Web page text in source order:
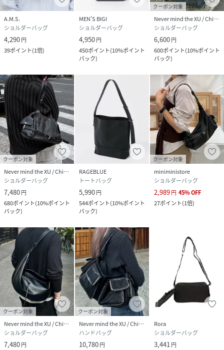
A.M.S.
ショルダーバッグ
4,290円
39ポイント(1倍)
MEN'S BIGI
ショルダーバッグ
4,950円
450ポイント(10%ポイント
バック)
クーポン対象
Never mind the XU / Chikashitsu+
ショルダーバッグ
6,600円
600ポイント(10%ポイント
バック)
クーポン対象
Never mind the XU / Chikashitsu+
ショルダーバッグ
7,480円
680ポイント(10%ポイント
バック)
RAGEBLUE
トートバッグ
5,990円
544ポイント(10%ポイント
バック)
クーポン対象
miniministore
ショルダーバッグ
2,989円 45%OFF
27ポイント(1倍)
クーポン対象
Never mind the XU / Chikashitsu+
ショルダーバッグ
7,480円
クーポン対象
Never mind the XU / Chikashitsu+
ハンドバッグ
10,780円
Rora
ショルダーバッグ
3,441円